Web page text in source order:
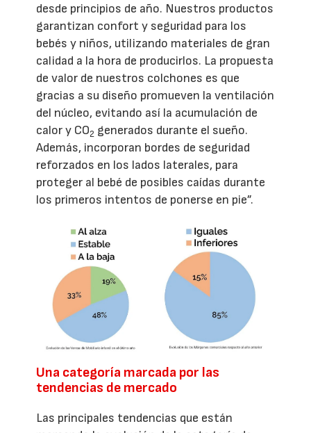
desde principios de año. Nuestros productos
garantizan confort y seguridad para los
bebés y niños, utilizando materiales de gran
calidad a la hora de producirlos. La propuesta
de valor de nuestros colchones es que
gracias a su diseño promueven la ventilación
del núcleo, evitando así la acumulación de
calor y CO2 generados durante el sueño.
Además, incorporan bordes de seguridad
reforzados en los lados laterales, para
proteger al bebé de posibles caídas durante
los primeros intentos de ponerse en pie”.
Una categoría marcada por las
tendencias de mercado
Las principales tendencias que están